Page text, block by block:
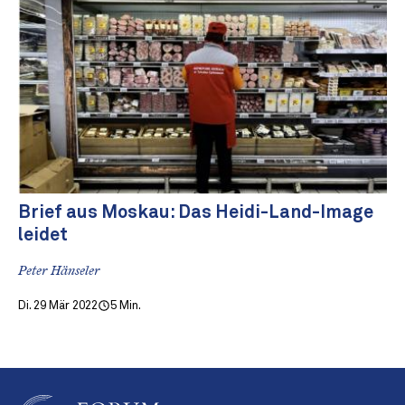
Brief aus Moskau: Das Heidi-Land-Image
leidet
Peter Hänseler
Di. 29 Mär 2022 5 Min.